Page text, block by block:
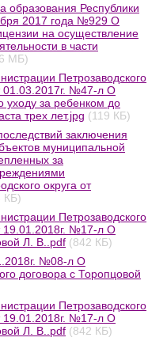
образования Республики
2017 года №929 О
на осуществление
в части
МБ)
Петрозаводского
01.03.2017г. №47-л О
уходу за ребенком до
трех лет.jpg (119 КБ)
заключения
муниципальной
за
округа от
КБ)
Петрозаводского
19.01.2018г. №17-л О
Л. В..pdf (842 КБ)
№08-л О
договора с Торопцовой
Петрозаводского
19.01.2018г. №17-л О
Л. В..pdf (842 КБ)